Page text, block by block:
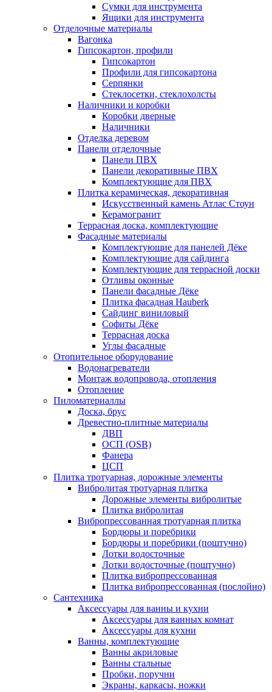
Сумки для инструмента
Ящики для инструмента
Отделочные материалы
Вагонка
Гипсокартон, профили
Гипсокартон
Профили для гипсокартона
Серпянки
Стеклосетки, стеклохолсты
Наличники и коробки
Коробки дверные
Наличники
Отделка деревом
Панели отделочные
Панели ПВХ
Панели декоративные ПВХ
Комплектующие для ПВХ
Плитка керамическая, декоративная
Искусственный камень Атлас Стоун
Керамогранит
Террасная доска, комплектующие
Фасадные материалы
Комплектующие для панелей Дёке
Комплектующие для сайдинга
Комплектующие для террасной доски
Отливы оконные
Панели фасадные Дёке
Плитка фасадная Hauberk
Сайдинг виниловый
Софиты Дёке
Террасная доска
Углы фасадные
Отопительное оборудование
Водонагреватели
Монтаж водопровода, отопления
Отопление
Пиломатериаллы
Доска, брус
Древестно-плитные материалы
ДВП
ОСП (OSB)
Фанера
ЦСП
Плитка тротуарная, дорожные элементы
Вибролитая тротуарная плитка
Дорожные элементы вибролитые
Плитка вибролитая
Вибропрессованная тротуарная плитка
Бордюры и поребрики
Бордюры и поребрики (поштучно)
Лотки водосточные
Лотки водосточные (поштучно)
Плитка вибропрессованная
Плитка вибропрессованная (послойно)
Сантехника
Аксессуары для ванны и кухни
Аксессуары для ванных комнат
Аксессуары для кухни
Ванны, комплектующие
Ванны акриловые
Ванны стальные
Пробки, поручни
Экраны, каркасы, ножки